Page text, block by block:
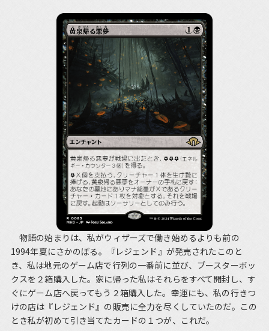
物語の始まりは、私がウィザーズで働き始めるよりも前の
1994年夏にさかのぼる。『レジェンド』が発売されたこのと
き、私は地元のゲーム店で行列の一番前に並び、ブースターボッ
クスを２箱購入した。家に帰った私はそれらをすべて開封し、す
ぐにゲーム店へ戻ってもう２箱購入した。幸運にも、私の行きつ
けの店は『レジェンド』の販売に全力を尽くしていたのだ。この
とき私が初めて引き当てたカードの１つが、これだ。